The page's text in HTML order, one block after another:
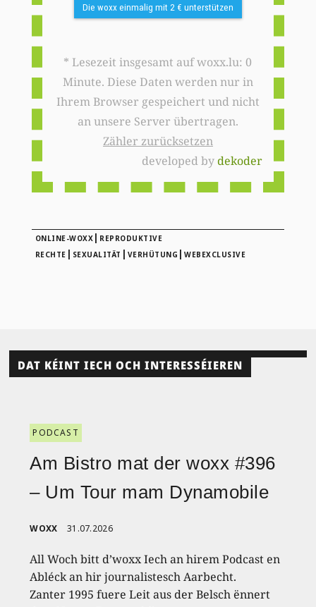
Die woxx einmalig mit 2 € unterstützen
* Lesezeit insgesamt auf woxx.lu: 0
Minute. Diese Daten werden nur in
Ihrem Browser gespeichert und nicht
an unsere Server übertragen.
Zähler zurücksetzen
developed bydekoder
ONLINE-WOXX | REPRODUKTIVE
RECHTE | SEXUALITÄT | VERHÜTUNG |WEBEXCLUSIVE
DAT KÉINT IECH OCH INTERESSÉIEREN
PODCAST
Am Bistro mat der woxx #396
– Um Tour mam Dynamobile
WOXX 31.07.2026
All Woch bitt d’woxx Iech an hirem Podcast en
Abléck an hir journalistesch Aarbecht.
Zanter 1995 fuere Leit aus der Belsch ënnert